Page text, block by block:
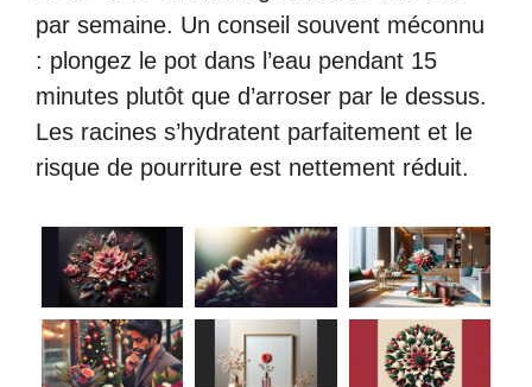
par semaine. Un conseil souvent méconnu
: plongez le pot dans l’eau pendant 15
minutes plutôt que d’arroser par le dessus.
Les racines s’hydratent parfaitement et le
risque de pourriture est nettement réduit.